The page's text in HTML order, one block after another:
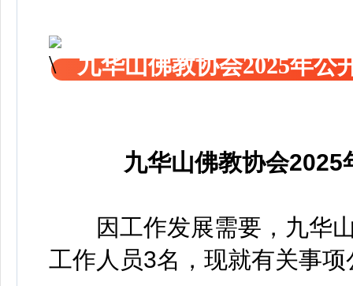
九华山佛教协会2025年公
九华山佛教协会
因工作发展需要，九华山
工作人员3名，现就有关事